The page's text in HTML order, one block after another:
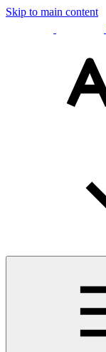
Skip to main content